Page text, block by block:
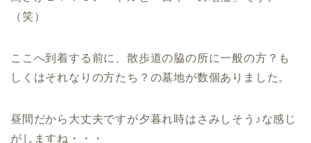
（笑）
ここへ到着する前に、散歩道の脇の所に一般の方？も
しくはそれなりの方たち？の墓地が数個ありました。
昼間だから大丈夫ですが夕暮れ時はさみしそう♪な感じ
がしますね・・・